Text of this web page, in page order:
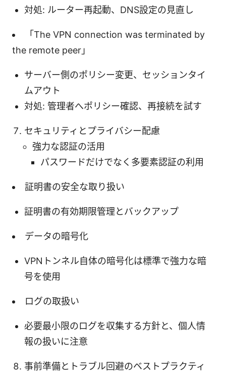
対処: ルーター再起動、DNS設定の見直し
「The VPN connection was terminated by
the remote peer」
サーバー側のポリシー変更、セッションタイ
ムアウト
対処: 管理者へポリシー確認、再接続を試す
セキュリティとプライバシー配慮
強力な認証の活用
パスワードだけでなく多要素認証の利用
証明書の安全な取り扱い
証明書の有効期限管理とバックアップ
データの暗号化
VPNトンネル自体の暗号化は標準で強力な暗
号を使用
ログの取扱い
必要最小限のログを収集する方針と、個人情
報の扱いに注意
事前準備とトラブル回避のベストプラクティ